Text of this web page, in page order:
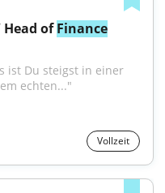
Head of Finance
ist Du steigst in einer
echten..."
Vollzeit